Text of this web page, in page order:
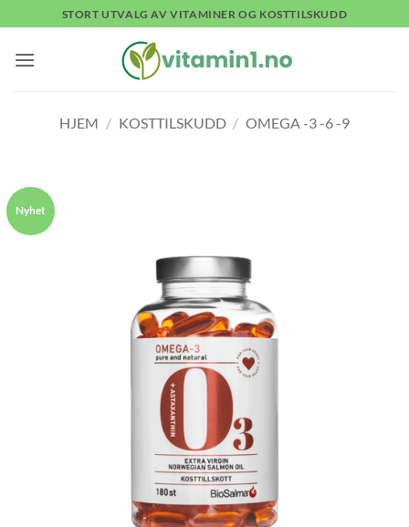
to
content
STORT UTVALG AV VITAMINER OG KOSTTILSKUDD
HJEM / KOSTTILSKUDD / OMEGA -3 -6 -9